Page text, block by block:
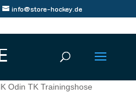
info@store-hockey.de
Odin TK Trainingshose